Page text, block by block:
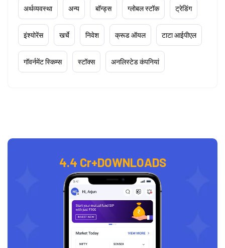
अर्थव्यवस्था अन्य बॉन्ड्स ग्लोबल स्टॉक ट्रेडिंग
इंश्योरेंस खर्चे निवेश क्रूड ऑयल टाटा आईपीएल
गॉवर्नमेंट स्किम्स स्टॉक्स अनलिस्टेड कंपनियां
4.4 Cr+DOWNLOADS